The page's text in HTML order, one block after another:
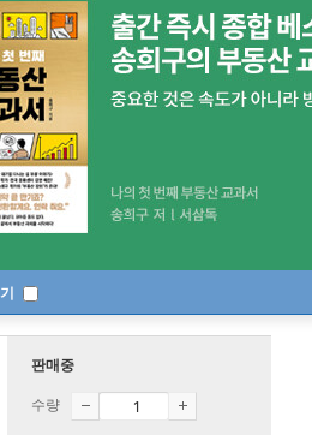
Heaven [LP]
Fidelity Sound Lab
판매중
수량